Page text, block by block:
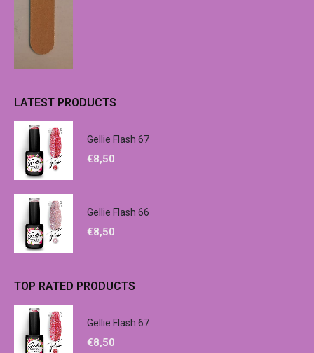
LATEST PRODUCTS
Gellie Flash 67
€8,50
Gellie Flash 66
€8,50
TOP RATED PRODUCTS
Gellie Flash 67
€8,50